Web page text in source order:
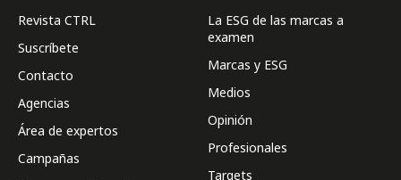
Revista CTRL
Suscríbete
Contacto
Agencias
Área de expertos
Campañas
La ESG de las marcas a
examen
Marcas y ESG
Medios
Opinión
Profesionales
Targets